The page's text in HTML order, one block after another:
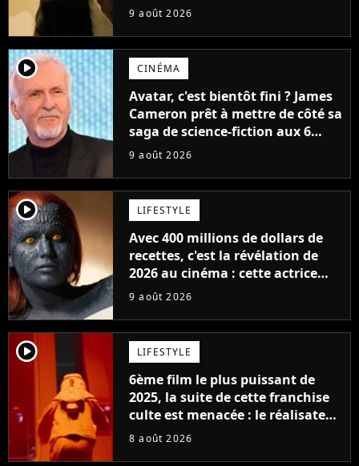
9 août 2026
player2 CINÉMA
Avatar, c'est bientôt fini ? James
Cameron prêt à mettre de côté sa
saga de science-fiction aux 6
milliards de recettes
9 août 2026
player2 LIFESTYLE
Avec 400 millions de dollars de
recettes, c'est la révélation de
2026 au cinéma : cette actrice
adorée prête à remplacer
9 août 2026
player2 LIFESTYLE
6ème film le plus puissant de
2025, la suite de cette franchise
culte est menacée : le réalisateur
claque la porte pour "différends
8 août 2026